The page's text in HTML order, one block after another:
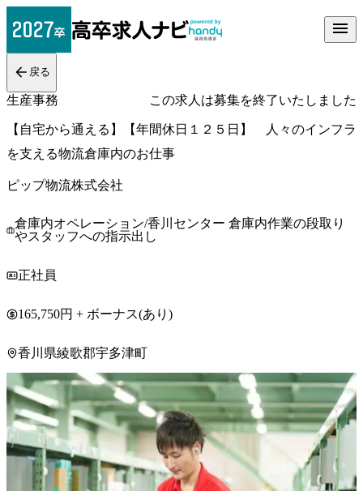
戻る
生産事務 この求人は募集を終了いたしました
【自宅から通える】【年間休日１２５日】 人々のインフラ
を支える物流倉庫内のお仕事
ピップ物流株式会社
倉庫内オペレーション/香川センター 倉庫内作業の段取り
やスタッフへの指示出し
正社員
165,750円 + ボーナス(あり)
香川県綾歌郡宇多津町